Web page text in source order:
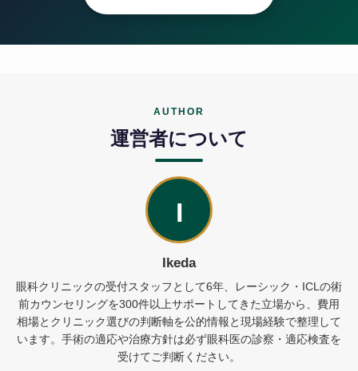
AUTHOR
運営者について
I
Ikeda
眼科クリニックの受付スタッフとして6年、レーシック・ICLの術
前カウンセリングを300件以上サポートしてきた立場から、費用
相場とクリニック選びの判断軸を公的情報と現場経験で整理して
います。手術の適応や治療方針は必ず眼科医の診察・適応検査を
受けてご判断ください。